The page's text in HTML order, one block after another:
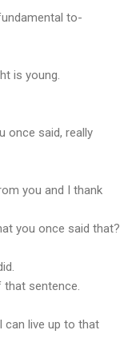
to-
is young.
once said, really
you and I thank
you once said that?
that sentence.
can live up to that